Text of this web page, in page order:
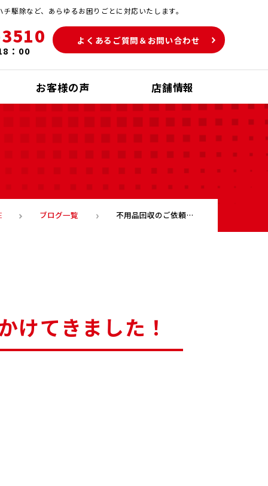
除など、あらゆるお困りごとに対応いたします。
：00
よくあるご質問＆お問い合わせ
お客様の声 店舗情報
ブログ一覧 不用品回収のご依頼で北九州市小倉南区まで出かけてきました！
けてきました！